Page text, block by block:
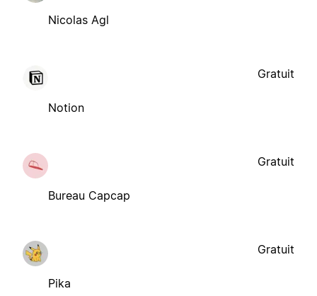
Nicolas Agl
Notion
Gratuit
Bureau Capcap
Gratuit
Pika
Gratuit